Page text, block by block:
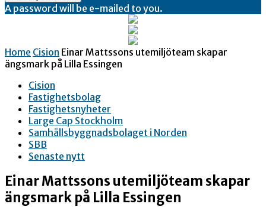
A password will be e-mailed to you.
Home Cision Einar Mattssons utemiljöteam skapar
ängsmark på Lilla Essingen
Cision
Fastighetsbolag
Fastighetsnyheter
Large Cap Stockholm
Samhällsbyggnadsbolaget i Norden
SBB
Senaste nytt
Einar Mattssons utemiljöteam skapar
ängsmark på Lilla Essingen